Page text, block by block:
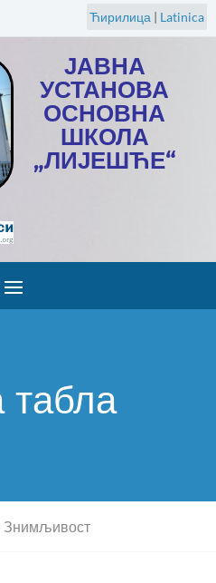
Ћирилица | Latinica
ЈАВНА
УСТАНОВА
ОСНОВНА
ШКОЛА
„ЛИЈЕШЋЕ“
табла
Знимљивост